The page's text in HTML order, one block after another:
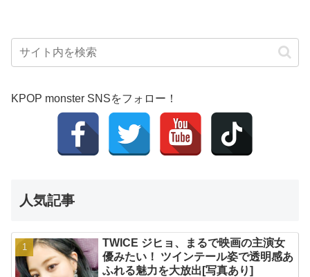
KPOP monster SNSをフォロー！
人気記事
TWICE ジヒョ、まるで映画の主演女
優みたい！ ツインテール姿で透明感あ
ふれる魅力を大放出[写真あり]